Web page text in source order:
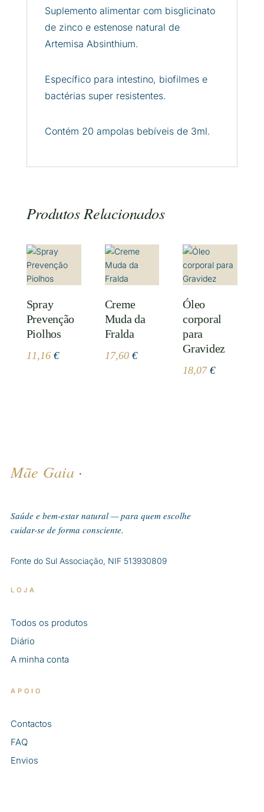
Suplemento alimentar com bisglicinato
de zinco e estenose natural de
Artemisa Absinthium.
Específico para intestino, biofilmes e
bactérias super resistentes.
Contém 20 ampolas bebíveis de 3ml.
Produtos Relacionados
Spray
Prevenção
Piolhos
11,16 €
Creme
Muda da
Fralda
17,60 €
Óleo
corporal
para
Gravidez
18,07€
Mãe Gaia ·
Saúde e bem-estar natural — para quem escolhe
cuidar-se de forma consciente.
Fonte do Sul Associação, NIF 513930809
LOJA
Todos os produtos
Diário
A minha conta
APOIO
Contactos
FAQ
Envios